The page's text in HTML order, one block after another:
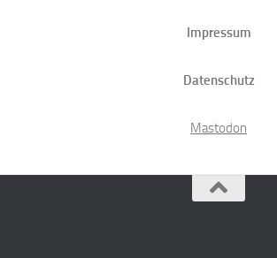
Impressum
Datenschutz
Mastodon